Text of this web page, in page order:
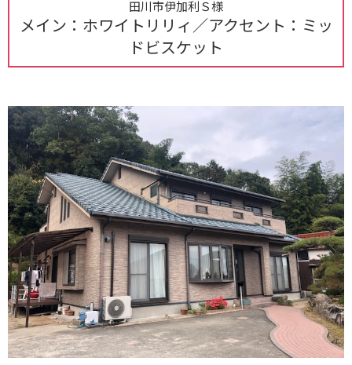
田川市伊加利Ｓ様
メイン：ホワイトリリィ／アクセント：ミッ
ドビスケット